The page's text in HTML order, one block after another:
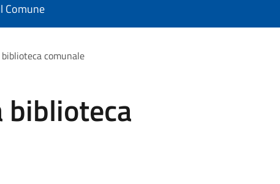
Comune
comunale
biblioteca